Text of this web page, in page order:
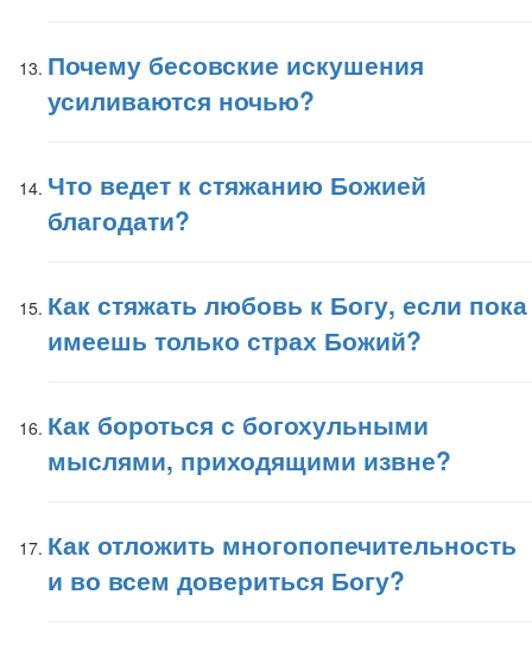
Почему бесовские искушения
усиливаются ночью?
Что ведет к стяжанию Божией
благодати?
Как стяжать любовь к Богу, если пока
имеешь только страх Божий?
Как бороться с богохульными
мыслями, приходящими извне?
Как отложить многопопечительность
и во всем довериться Богу?